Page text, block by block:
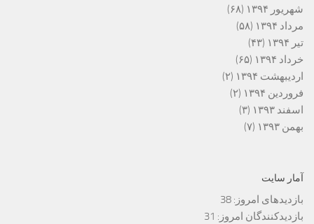
شهریور ۱۳۹۴
(۶۸)
مرداد ۱۳۹۴
(۵۸)
تیر ۱۳۹۴
(۴۳)
خرداد ۱۳۹۴
(۶۵)
اردیبهشت ۱۳۹۴
(۲)
فروردین ۱۳۹۴
(۲)
اسفند ۱۳۹۳
(۳)
بهمن ۱۳۹۳
(۷)
آمار سایت
بازدیدهای امروز: 38
بازدیدکنندگان امروز: 31